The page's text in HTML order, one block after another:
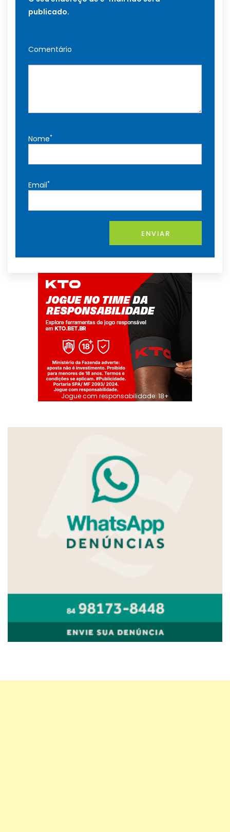
publicado.
Comentário
Nome*
Email*
ENVIAR
Jogue com responsabilidade. 18+